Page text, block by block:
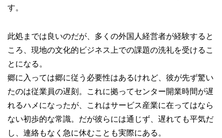
す。
此処までは良いのだが、多くの外国人経営者が経験すると
ころ、現地の文化的ビジネス上での課題の洗礼を受けるこ
とになる。
郷に入っては郷に従う必要性はあるけれど、彼が先ず驚い
たのは従業員の遅刻。これに拠ってセンター開業時間が遅
れるハメになったが、これはサービス産業に在ってはなら
ない初歩的な常識。だが彼らには通じず、遅れても平気だ
し、連絡もなく急に休むことも実際にある。